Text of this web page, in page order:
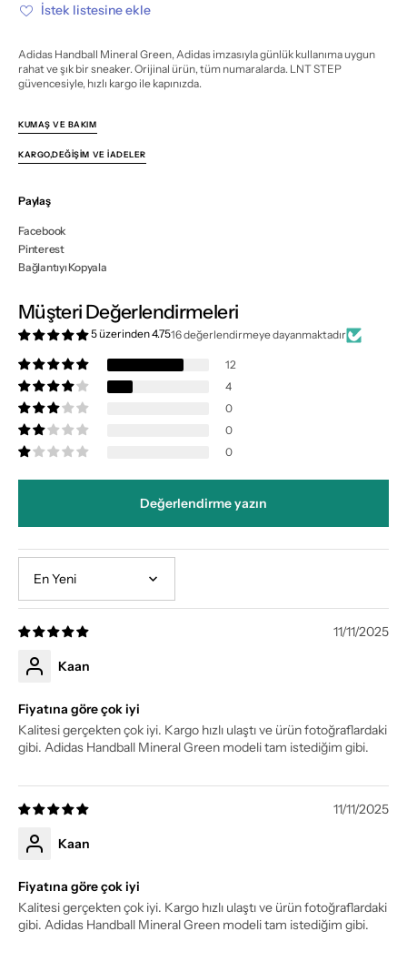
İstek listesine ekle
Adidas Handball Mineral Green, Adidas imzasıyla günlük kullanıma uygun
rahat ve şık bir sneaker. Orijinal ürün, tüm numaralarda. LNT STEP
güvencesiyle, hızlı kargo ile kapınızda.
KUMAŞ VE BAKIM
KARGO,DEĞIŞIM VE İADELER
Paylaş
Facebook
Pinterest
Bağlantıyı Kopyala
Müşteri Değerlendirmeleri
5 üzerinden 4.7516 değerlendirmeye dayanmaktadır
12
4
0
0
0
Değerlendirme yazın
Sort by
11/11/2025
Kaan
Fiyatına göre çok iyi
Kalitesi gerçekten çok iyi. Kargo hızlı ulaştı ve ürün fotoğraflardaki
gibi. Adidas Handball Mineral Green modeli tam istediğim gibi.
11/11/2025
Kaan
Fiyatına göre çok iyi
Kalitesi gerçekten çok iyi. Kargo hızlı ulaştı ve ürün fotoğraflardaki
gibi. Adidas Handball Mineral Green modeli tam istediğim gibi.